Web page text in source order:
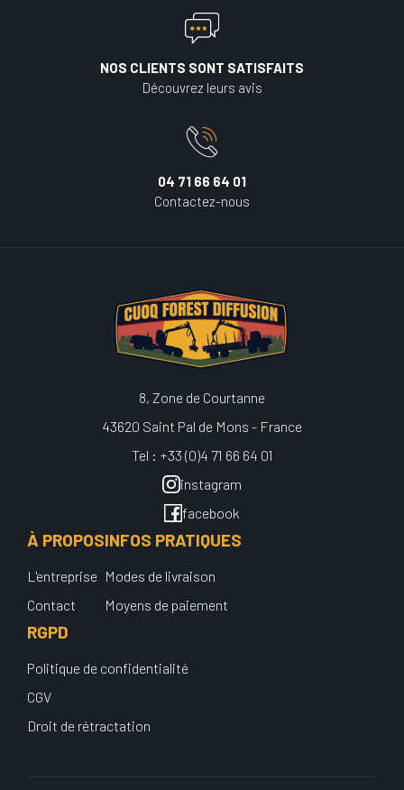
NOS CLIENTS SONT SATISFAITS
Découvrez leurs avis
04 71 66 64 01
Contactez-nous
8, Zone de Courtanne
43620 Saint Pal de Mons - France
Tel : +33 (0)4 71 66 64 01
instagram
facebook
À PROPOS
L'entreprise
Contact
INFOS PRATIQUES
Modes de livraison
Moyens de paiement
RGPD
Politique de confidentialité
CGV
Droit de rétractation